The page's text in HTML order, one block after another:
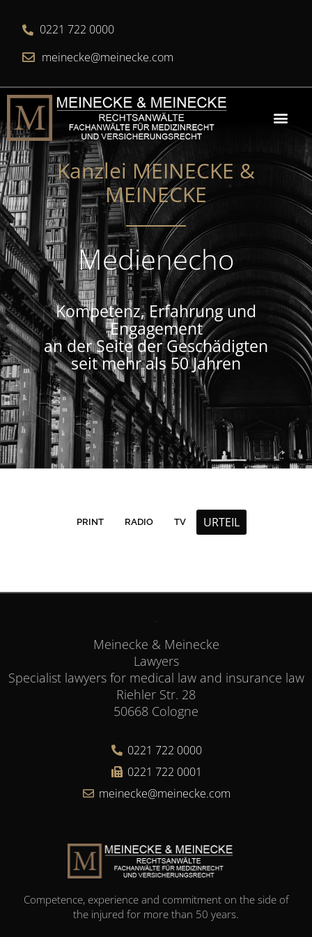
0221 722 0000
meinecke@meinecke.com
Kanzlei MEINECKE &
MEINECKE​
Medienecho
Kompetenz, Erfahrung und
Engagement
an der Seite der Geschädigten
seit mehr als 50 Jahren
PRINT RADIO TV URTEIL
Meinecke & Meinecke
Lawyers
Specialist lawyers for medical law and insurance law
Riehler Str. 28
50668 Cologne
0221 722 0000
0221 722 0001
meinecke@meinecke.com
Competence, experience and commitment on the side of
the injured for more than 50 years.